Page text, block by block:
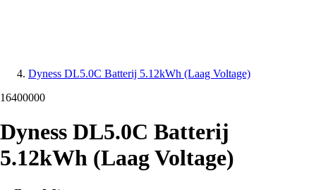
Dyness DL5.0C Batterij 5.12kWh (Laag Voltage)
16400000
Dyness DL5.0C Batterij
5.12kWh (Laag Voltage)